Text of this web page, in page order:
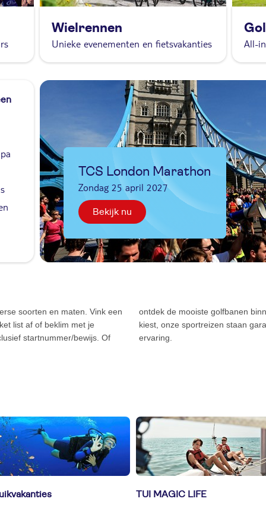
Wielrennen
Unieke evenementen en fietsvakanties All-
TCS London Marathon
Zondag 25 april 2027
Bekijk nu
soorten en maten. Vink een
list af of beklim met je
startnummer/bewijs. Of
Europa. Welke reis je ook
onvergetelijke sportieve
ervaring.
TUI MAGIC LIFE